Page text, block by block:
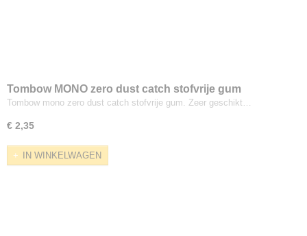
Tombow MONO zero dust catch stofvrije gum
Tombow mono zero dust catch stofvrije gum. Zeer geschikt…
€ 2,35
IN WINKELWAGEN